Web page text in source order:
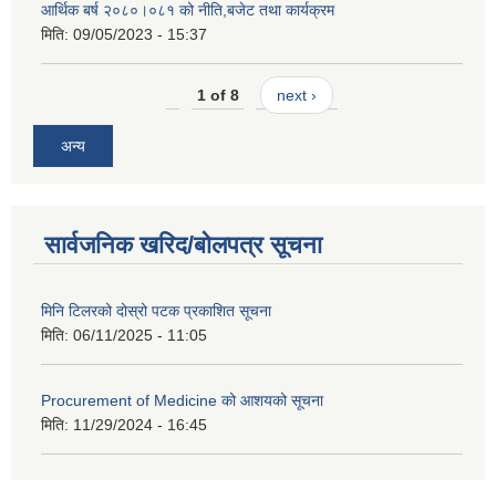
आर्थिक बर्ष २०८०।०८१ को नीति,बजेट तथा कार्यक्रम
मिति: 09/05/2023 - 15:37
1 of 8 next ›
अन्य
सार्वजनिक खरिद/बोलपत्र सूचना
मिनि टिलरको दोस्रो पटक प्रकाशित सूचना
मिति: 06/11/2025 - 11:05
Procurement of Medicine को आशयको सूचना
मिति: 11/29/2024 - 16:45